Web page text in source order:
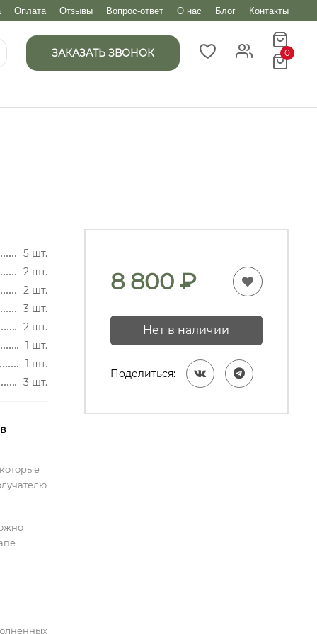
Оплата Отзывы Вопрос-ответ О нас Блог Контакты
ЗАКАЗАТЬ ЗВОНОК 0
5 шт.
2 шт.
2 шт.
3 шт.
2 шт.
1 шт.
1 шт.
3 шт.
8 800₽
Нет в наличии
Поделиться: